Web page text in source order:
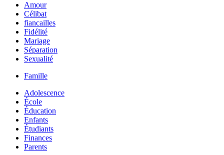
Amour
Célibat
fiancailles
Fidélité
Mariage
Séparation
Sexualité
Famille
Adolescence
École
Éducation
Enfants
Étudiants
Finances
Parents